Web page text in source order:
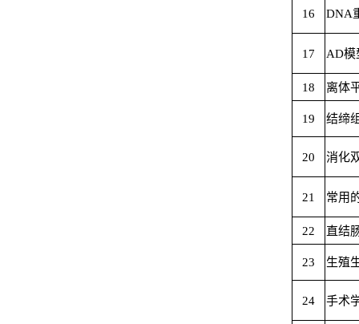
16 DNA
17 AD模
18 离体
19 结缔
20 消化
21 常用
22 直结
23 生殖
24 手术